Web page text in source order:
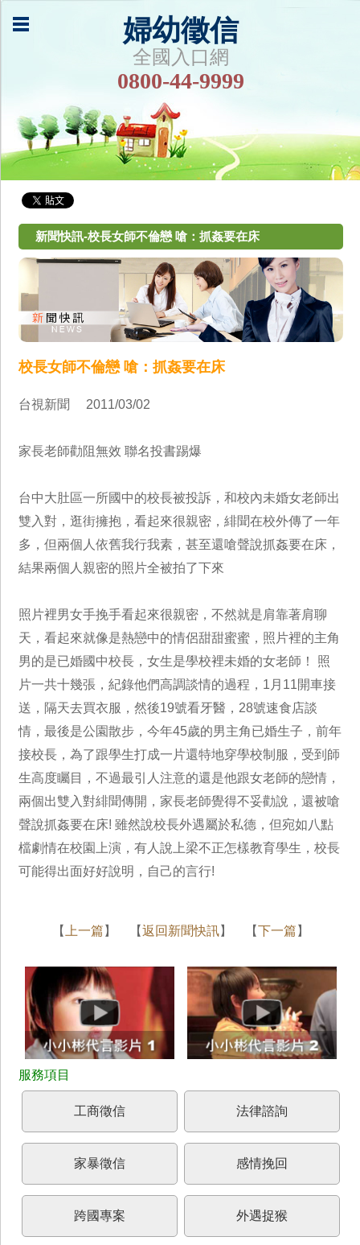
婦幼徵信
全國入口網
0800-44-9999
新聞快訊-校長女師不倫戀 嗆：抓姦要在床
校長女師不倫戀 嗆：抓姦要在床
台視新聞 2011/03/02
家長老師勸阻無效 聯名投書踢爆
台中大肚區一所國中的校長被投訴，和校內未婚女老師出
雙入對，逛街擁抱，看起來很親密，緋聞在校外傳了一年
多，但兩個人依舊我行我素，甚至還嗆聲說抓姦要在床，
結果兩個人親密的照片全被拍了下來
照片裡男女手挽手看起來很親密，不然就是肩靠著肩聊
天，看起來就像是熱戀中的情侶甜甜蜜蜜，照片裡的主角
男的是已婚國中校長，女生是學校裡未婚的女老師！ 照
片一共十幾張，紀錄他們高調談情的過程，1月11開車接
送，隔天去買衣服，然後19號看牙醫，28號速食店談
情，最後是公園散步，今年45歲的男主角已婚生子，前年
接校長，為了跟學生打成一片還特地穿學校制服，受到師
生高度矚目，不過最引人注意的還是他跟女老師的戀情，
兩個出雙入對緋聞傳開，家長老師覺得不妥勸說，還被嗆
聲說抓姦要在床! 雖然說校長外遇屬於私德，但宛如八點
檔劇情在校園上演，有人說上梁不正怎樣教育學生，校長
可能得出面好好說明，自己的言行!
【 上一篇 】 【返回新聞快訊】 【下一篇 】
工商徵信 法律諮詢
家暴徵信 感情挽回
跨國專案 外遇捉猴